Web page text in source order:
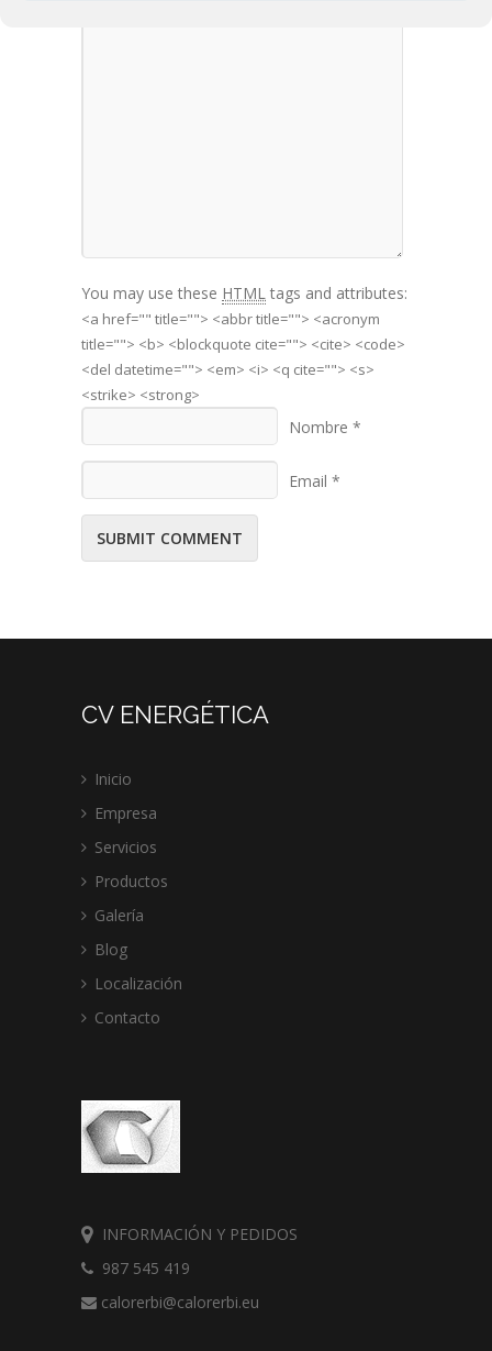
You may use these HTML tags and attributes:
<a href="" title=""> <abbr title=""> <acronym
title=""> <b> <blockquote cite=""> <cite> <code>
<del datetime=""> <em> <i> <q cite=""> <s>
<strike> <strong>
Nombre *
Email *
CV ENERGÉTICA
Inicio
Empresa
Servicios
Productos
Galería
Blog
Localización
Contacto
INFORMACIÓN Y PEDIDOS
987 545 419
calorerbi@calorerbi.eu